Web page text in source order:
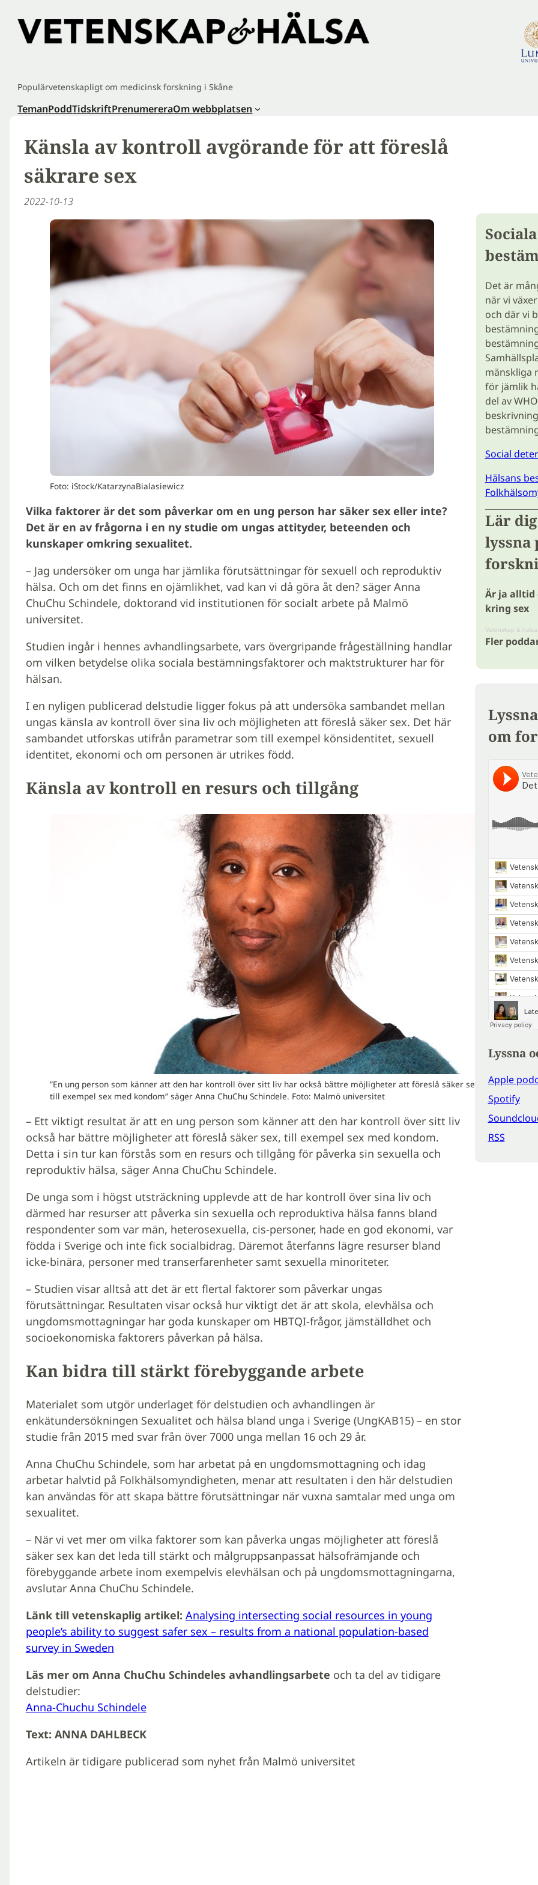
innehåll
Populärvetenskapligt om medicinsk forskning i Skåne
TemanPoddTidskriftPrenumereraOm webbplatsen
Känsla av kontroll avgörande för att föreslå
säkrare sex
2022-10-13
Foto: iStock/KatarzynaBialasiewicz
Vilka faktorer är det som påverkar om en ung person har säker sex eller inte?
Det är en av frågorna i en ny studie om ungas attityder, beteenden och
kunskaper omkring sexualitet.
– Jag undersöker om unga har jämlika förutsättningar för sexuell och reproduktiv
hälsa. Och om det finns en ojämlikhet, vad kan vi då göra åt den? säger Anna
ChuChu Schindele, doktorand vid institutionen för socialt arbete på Malmö
universitet.
Studien ingår i hennes avhandlingsarbete, vars övergripande frågeställning handlar
om vilken betydelse olika sociala bestämningsfaktorer och maktstrukturer har för
hälsan.
I en nyligen publicerad delstudie ligger fokus på att undersöka sambandet mellan
ungas känsla av kontroll över sina liv och möjligheten att föreslå säker sex. Det här
sambandet utforskas utifrån parametrar som till exempel könsidentitet, sexuell
identitet, ekonomi och om personen är utrikes född.
Känsla av kontroll en resurs och tillgång
”En ung person som känner att den har kontroll över sitt liv har också bättre möjligheter att föreslå säker sex,
till exempel sex med kondom” säger Anna ChuChu Schindele. Foto: Malmö universitet
– Ett viktigt resultat är att en ung person som känner att den har kontroll över sitt liv
också har bättre möjligheter att föreslå säker sex, till exempel sex med kondom.
Detta i sin tur kan förstås som en resurs och tillgång för påverka sin sexuella och
reproduktiv hälsa, säger Anna ChuChu Schindele.
De unga som i högst utsträckning upplevde att de har kontroll över sina liv och
därmed har resurser att påverka sin sexuella och reproduktiva hälsa fanns bland
respondenter som var män, heterosexuella, cis-personer, hade en god ekonomi, var
födda i Sverige och inte fick socialbidrag. Däremot återfanns lägre resurser bland
icke-binära, personer med transerfarenheter samt sexuella minoriteter.
– Studien visar alltså att det är ett flertal faktorer som påverkar ungas
förutsättningar. Resultaten visar också hur viktigt det är att skola, elevhälsa och
ungdomsmottagningar har goda kunskaper om HBTQI-frågor, jämställdhet och
socioekonomiska faktorers påverkan på hälsa.
Kan bidra till stärkt förebyggande arbete
Materialet som utgör underlaget för delstudien och avhandlingen är
enkätundersökningen Sexualitet och hälsa bland unga i Sverige (UngKAB15) – en stor
studie från 2015 med svar från över 7000 unga mellan 16 och 29 år.
Anna ChuChu Schindele, som har arbetat på en ungdomsmottagning och idag
arbetar halvtid på Folkhälsomyndigheten, menar att resultaten i den här delstudien
kan användas för att skapa bättre förutsättningar när vuxna samtalar med unga om
sexualitet.
– När vi vet mer om vilka faktorer som kan påverka ungas möjligheter att föreslå
säker sex kan det leda till stärkt och målgruppsanpassat hälsofrämjande och
förebyggande arbete inom exempelvis elevhälsan och på ungdomsmottagningarna,
avslutar Anna ChuChu Schindele.
Länk till vetenskaplig artikel: Analysing intersecting social resources in young
people’s ability to suggest safer sex – results from a national population-based
survey in Sweden
Läs mer om Anna ChuChu Schindeles avhandlingsarbete och ta del av tidigare
delstudier:
Anna-Chuchu Schindele
Text: ANNA DAHLBECK
Artikeln är tidigare publicerad som nyhet från Malmö universitet
Sociala
Det är
när vi
och där vi
mänskliga
för jämlik
del av
Social
Hälsans
Lär
lyssna
Är ja alltid
kring sex
Vetenskap & hälsa
Fler
om
Lyssna
Apple
Spotify
RSS